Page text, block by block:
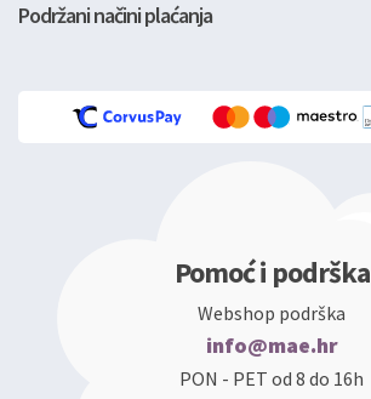
Podržani načini plaćanja
Pomoć i podrška
Webshop podrška
info@mae.hr
PON - PET od 8 do 16h